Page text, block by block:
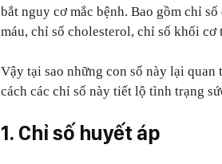
bắt nguy cơ mắc bệnh. Bao gồm chỉ
máu, chỉ số cholesterol, chỉ số khối
Vậy tại sao những con số này lại
cách các chỉ số này tiết lộ tình trạng
1. Chỉ số huyết áp